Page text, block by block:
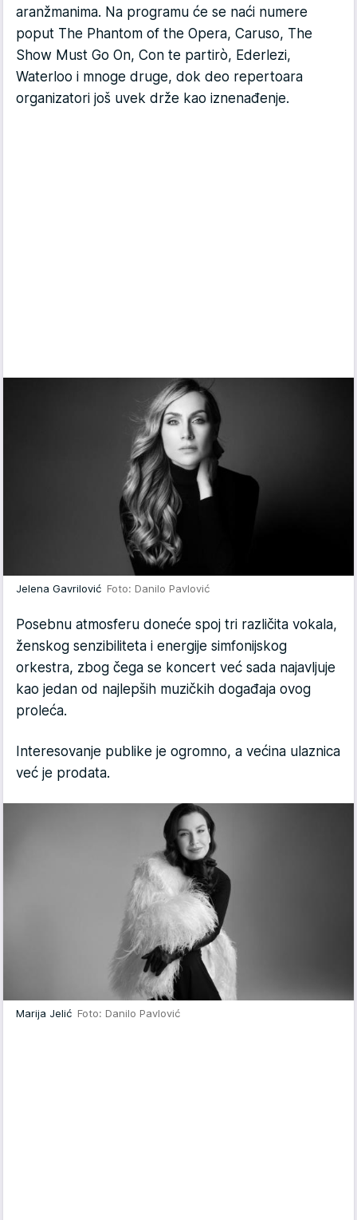
aranžmanima. Na programu će se naći numere
poput The Phantom of the Opera, Caruso, The
Show Must Go On, Con te partirò, Ederlezi,
Waterloo i mnoge druge, dok deo repertoara
organizatori još uvek drže kao iznenađenje.
Jelena Gavrilović Foto: Danilo Pavlović
Posebnu atmosferu doneće spoj tri različita vokala,
ženskog senzibiliteta i energije simfonijskog
orkestra, zbog čega se koncert već sada najavljuje
kao jedan od najlepših muzičkih događaja ovog
proleća.
Interesovanje publike je ogromno, a većina ulaznica
već je prodata.
Marija Jelić Foto: Danilo Pavlović